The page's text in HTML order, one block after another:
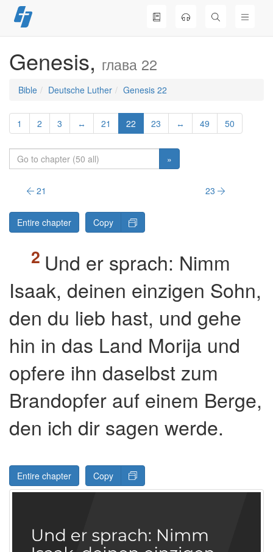
Skip
to
Genesis, глава 22
Bible Deutsche Luther Genesis 22
1 2 3 ↔ 21 22 23 ↔ 49 50
»
21 23
Entire chapter Copy
Und er sprach: Nimm
Isaak, deinen einzigen Sohn,
den du lieb hast, und gehe
hin in das Land Morija und
opfere ihn daselbst zum
Brandopfer auf einem Berge,
den ich dir sagen werde.
Entire chapter Copy